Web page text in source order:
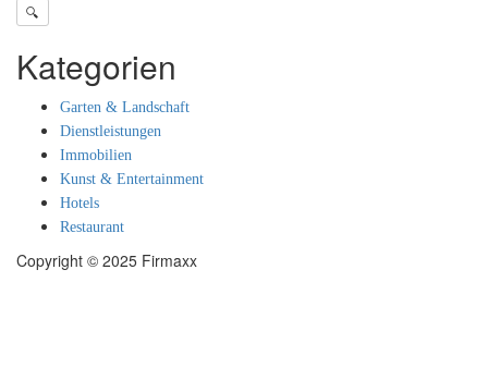
🔍
Kategorien
Garten & Landschaft
Dienstleistungen
Immobilien
Kunst & Entertainment
Hotels
Restaurant
Copyright © 2025 Firmaxx